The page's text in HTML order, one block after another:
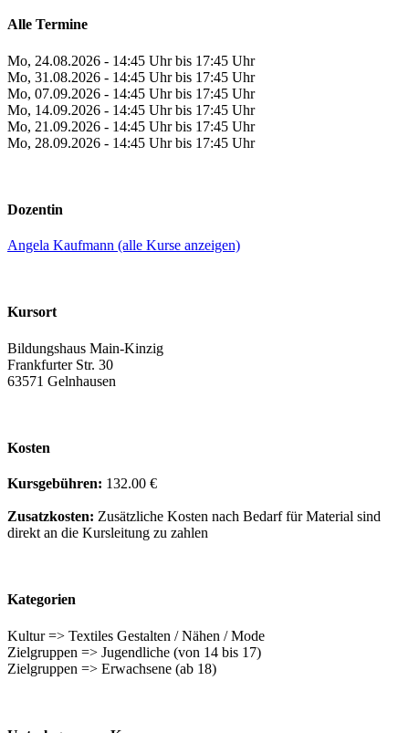
Alle Termine
Mo, 24.08.2026 - 14:45 Uhr bis 17:45 Uhr
Mo, 31.08.2026 - 14:45 Uhr bis 17:45 Uhr
Mo, 07.09.2026 - 14:45 Uhr bis 17:45 Uhr
Mo, 14.09.2026 - 14:45 Uhr bis 17:45 Uhr
Mo, 21.09.2026 - 14:45 Uhr bis 17:45 Uhr
Mo, 28.09.2026 - 14:45 Uhr bis 17:45 Uhr
Dozentin
Angela Kaufmann (alle Kurse anzeigen)
Kursort
Bildungshaus Main-Kinzig
Frankfurter Str. 30
63571 Gelnhausen
Kosten
Kursgebühren: 132.00 €
Zusatzkosten: Zusätzliche Kosten nach Bedarf für Material sind
direkt an die Kursleitung zu zahlen
Kategorien
Kultur => Textiles Gestalten / Nähen / Mode
Zielgruppen => Jugendliche (von 14 bis 17)
Zielgruppen => Erwachsene (ab 18)